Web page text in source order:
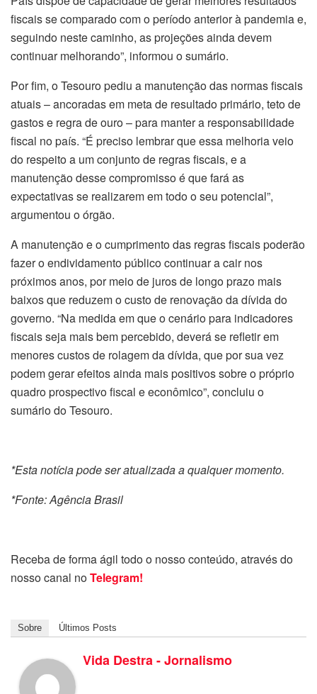
fiscais se comparado com o período anterior à pandemia e,
seguindo neste caminho, as projeções ainda devem
continuar melhorando”, informou o sumário.
Por fim, o Tesouro pediu a manutenção das normas fiscais
atuais – ancoradas em meta de resultado primário, teto de
gastos e regra de ouro – para manter a responsabilidade
fiscal no país. “É preciso lembrar que essa melhoria veio
do respeito a um conjunto de regras fiscais, e a
manutenção desse compromisso é que fará as
expectativas se realizarem em todo o seu potencial”,
argumentou o órgão.
A manutenção e o cumprimento das regras fiscais poderão
fazer o endividamento público continuar a cair nos
próximos anos, por meio de juros de longo prazo mais
baixos que reduzem o custo de renovação da dívida do
governo. “Na medida em que o cenário para indicadores
fiscais seja mais bem percebido, deverá se refletir em
menores custos de rolagem da dívida, que por sua vez
podem gerar efeitos ainda mais positivos sobre o próprio
quadro prospectivo fiscal e econômico”, concluiu o
sumário do Tesouro.
*Esta notícia pode ser atualizada a qualquer momento.
*Fonte: Agência Brasil
Receba de forma ágil todo o nosso conteúdo, através do
nosso canal noTelegram!
Sobre Últimos Posts
Vida Destra - Jornalismo